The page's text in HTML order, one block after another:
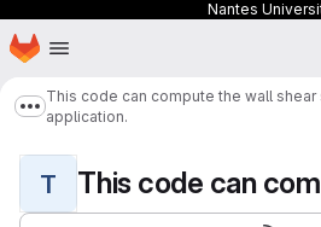
Nantes
Passer au contenu principal
Page d'accueil
Afficher davantage de fils d'Ariane
This code can compute the wall shear
application.
T